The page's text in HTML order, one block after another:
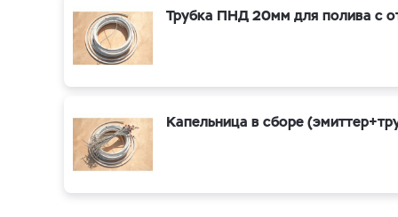
Трубка ПНД 20мм для полива с
Капельница в сборе